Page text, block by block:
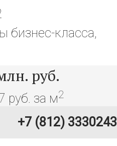
бизнес-класса,
руб.
руб. за м2
+7 (812) 3330243